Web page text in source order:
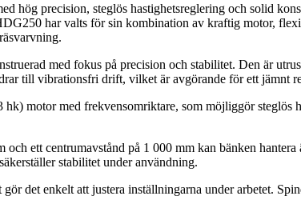
hög precision, steglös hastighetsreglering och solid
har valts för sin kombination av kraftig motor,
med fokus på precision och stabilitet. Den är
till vibrationsfri drift, vilket är avgörande för ett jämnt
motor med frekvensomriktare, som möjliggör
och ett centrumavstånd på 1 000 mm kan bänken
stabilitet under användning.
det enkelt att justera inställningarna under arbetet.